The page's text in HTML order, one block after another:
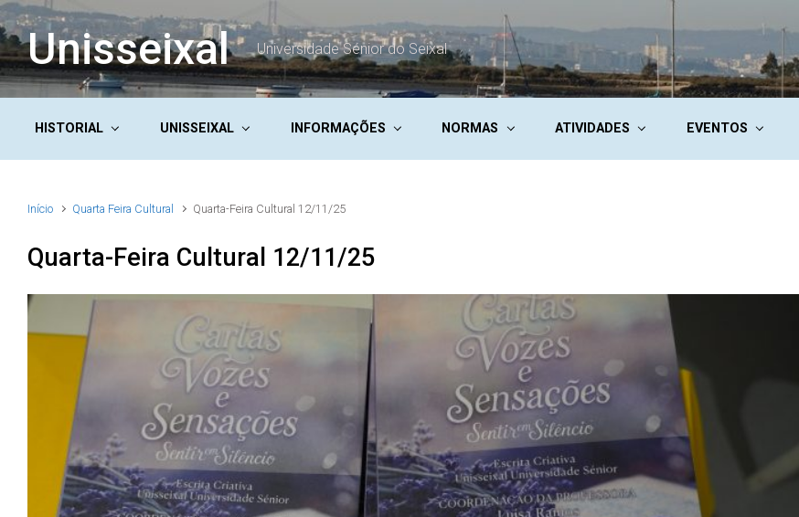
Skip to main content
Unisseixal Universidade Sénior do Seixal
HISTORIAL UNISSEIXAL INFORMAÇÕES NORMAS ATIVIDADES EVENTOS
Início Quarta Feira Cultural Quarta-Feira Cultural 12/11/25
Quarta-Feira Cultural 12/11/25